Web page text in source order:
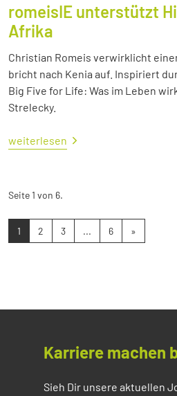
romeisIE unterstützt
Afrika
Christian Romeis verwirklicht
bricht nach Kenia auf. Inspiriert
Big Five for Life: Was im Leben
Strelecky.
weiterlesen
Seite 1 von 6.
1 2 3 ... 6 »
Karriere machen
Sieh Dir unsere aktuellen